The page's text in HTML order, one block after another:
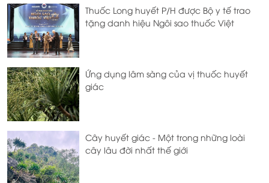
Thuốc Long huyết P/H được Bộ y tế trao
tặng danh hiệu Ngôi sao thuốc Việt
Ứng dụng lâm sàng của vị thuốc huyết
giác
Cây huyết giác - Một trong những loài
cây lâu đời nhất thế giới